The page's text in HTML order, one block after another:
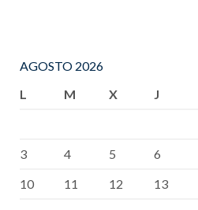
AGOSTO 2026
L
M X J
3
4 5 6
10
11 12 13